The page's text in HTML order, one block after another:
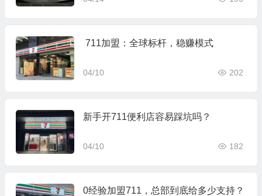
711加盟：全球标杆，稳赚模式
04/10 202
新手开711便利店容易踩坑吗？
04/10 182
0经验加盟711，总部到底给多少支持？